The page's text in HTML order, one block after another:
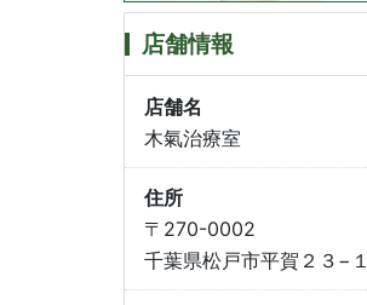
店舗情報
店舗名
木氣治療室
住所
〒270-0002
千葉県松戸市平賀２３−１